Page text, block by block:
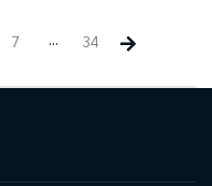
7 ... 34